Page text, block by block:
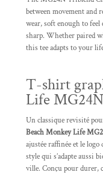
between movement and
wear, soft enough to
sharp. Whether paired
this tee adapts to your
T-shirt
Life
Un classique revisité
Beach Monkey Life
ajustée raffinée et le
style qui s’adapte aussi
ville. Conçu pour durer,